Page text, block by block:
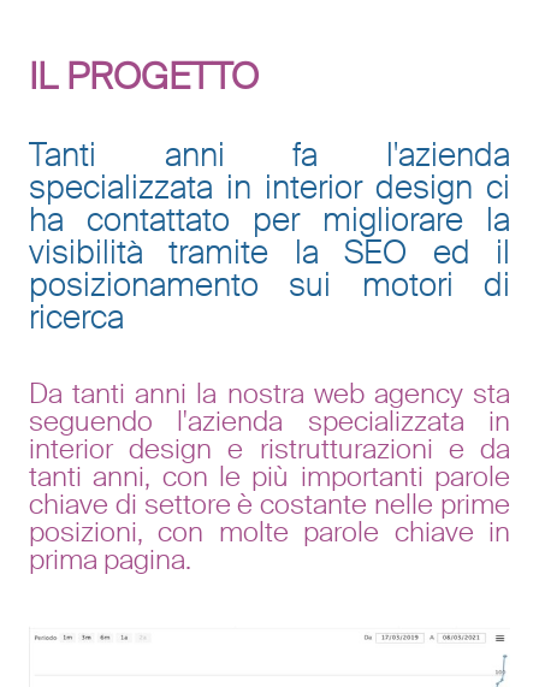
IL PROGETTO
Tanti anni fa l'azienda
specializzata in interior design ci
ha contattato per migliorare la
visibilità tramite la SEO ed il
posizionamento sui motori di
ricerca
Da tanti anni la nostra web agency sta
seguendo l'azienda specializzata in
interior design e ristrutturazioni e da
tanti anni, con le più importanti parole
chiave di settore è costante nelle prime
posizioni, con molte parole chiave in
prima pagina.